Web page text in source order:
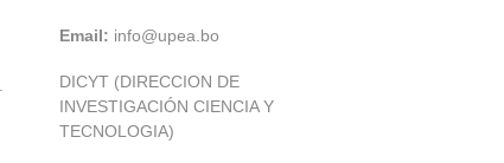
Email: info@upea.bo
DICYT (DIRECCION DE
INVESTIGACIÓN CIENCIA Y
TECNOLOGIA)